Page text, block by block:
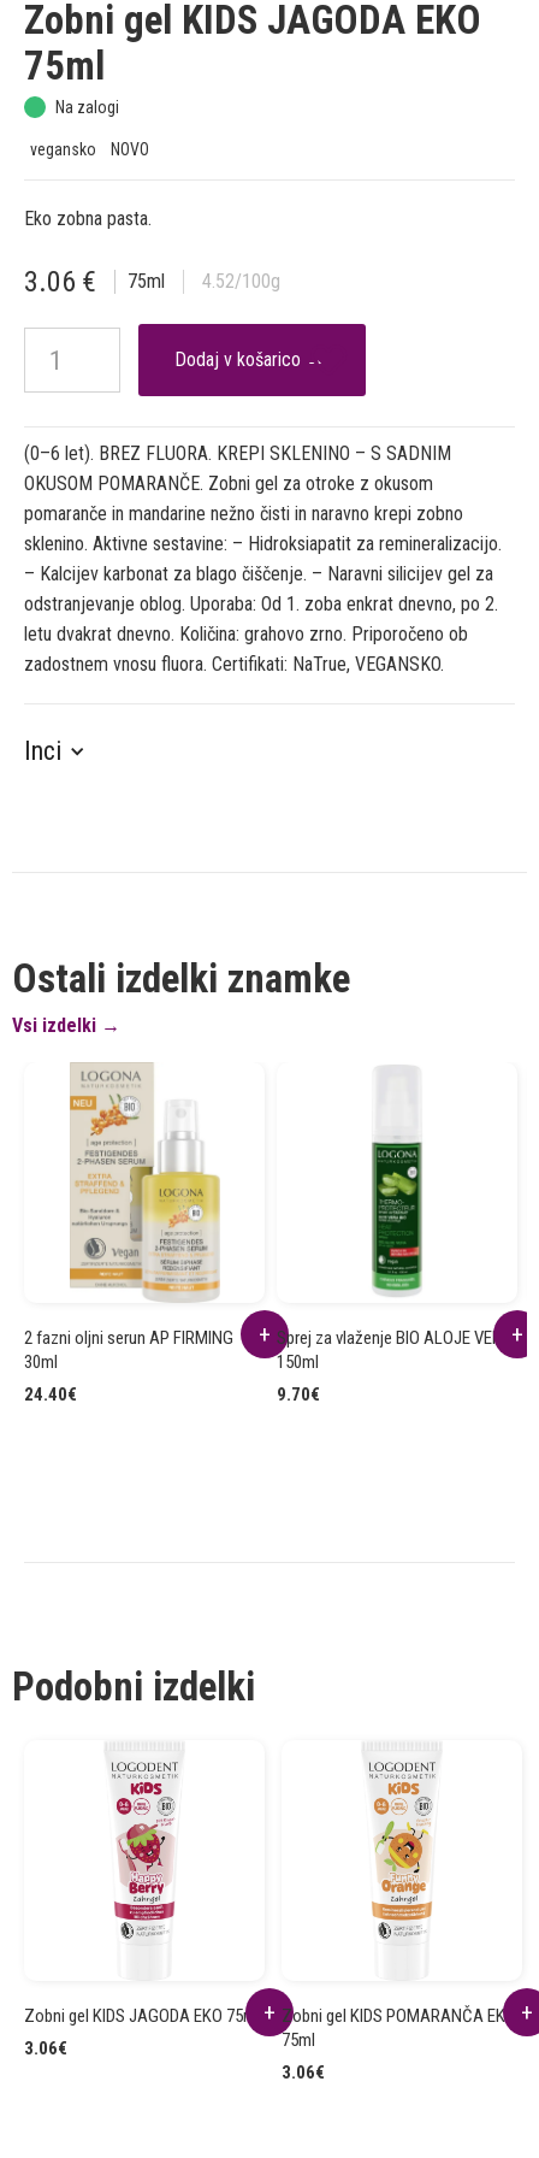
Zobni gel KIDS JAGODA EKO
75ml
Na zalogi
vegansko NOVO
Eko zobna pasta.
3.06 € 75ml 4.52/100g

(0–6 let). BREZ FLUORA. KREPI SKLENINO – S SADNIM
OKUSOM POMARANČE. Zobni gel za otroke z okusom
pomaranče in mandarine nežno čisti in naravno krepi zobno
sklenino. Aktivne sestavine: – Hidroksiapatit za remineralizacijo.
– Kalcijev karbonat za blago čiščenje. – Naravni silicijev gel za
odstranjevanje oblog. Uporaba: Od 1. zoba enkrat dnevno, po 2.
letu dvakrat dnevno. Količina: grahovo zrno. Priporočeno ob
zadostnem vnosu fluora. Certifikati: NaTrue, VEGANSKO.
Inci
Ostali izdelki znamke
Vsi izdelki →
2 fazni oljni serun AP FIRMING
30ml
24.40€
Sprej za vlaženje BIO ALOJE VERA
150ml
9.70€
Podobni izdelki
Zobni gel KIDS JAGODA EKO 75ml
3.06€
Zobni gel KIDS POMARANČA EKO
75ml
3.06€